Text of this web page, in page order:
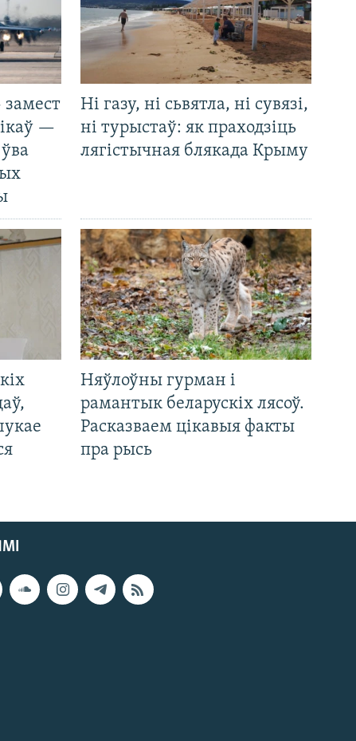
замест
—
Ні газу, ні сьвятла, ні сувязі,
ні турыстаў: як праходзіць
лягістычная блякада Крыму
Няўлоўны гурман і
рамантык беларускіх лясоў.
Расказваем цікавыя факты
пра рысь